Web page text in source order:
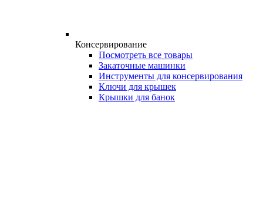
Консервирование
Посмотреть все товары
Закаточные машинки
Инструменты для консервирования
Ключи для крышек
Крышки для банок